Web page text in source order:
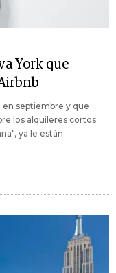
York que
en septiembre y que
los alquileres cortos
ya le están